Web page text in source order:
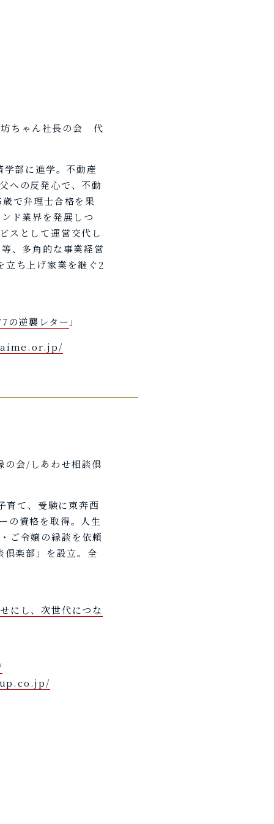
坊ちゃん社長の会 代
部に進学。不動産
への反発心で、不動
で弁理士合格を果
ド業界を発展しつ
スとして運営交代し
、多角的な事業経営
立ち上げ家業を継ぐ2
の逆襲レター 」
会/しあわせ相談倶
育て、受験に東奔西
の資格を取得。人生
ご令嬢の縁談を依頼
楽部」を設立。全
にし、次世代につな